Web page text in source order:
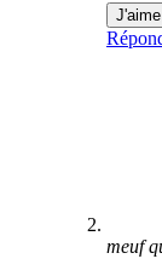
J'aime
meuf